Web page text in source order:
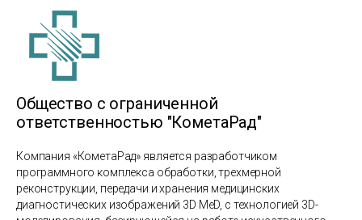
Общество с ограниченной
ответственностью "КометаРад"
Компания «КометаРад» является разработчиком
программного комплекса обработки, трехмерной
реконструкции, передачи и хранения медицинских
диагностических изображений 3D MeD, с технологией 3D-